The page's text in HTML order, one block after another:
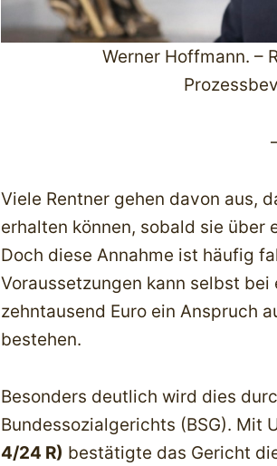
Werner Hoffmann. –
Viele Rentner gehen davon aus,
erhalten können, sobald sie über
Doch diese Annahme ist häufig
Voraussetzungen kann selbst
zehntausend Euro ein Anspruch
bestehen.
Besonders deutlich wird dies
Bundessozialgerichts (BSG). Mit
4/24 R) bestätigte das Gericht